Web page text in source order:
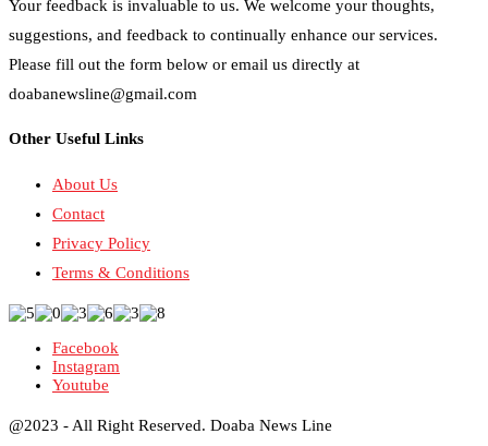
Your feedback is invaluable to us. We welcome your thoughts,
suggestions, and feedback to continually enhance our services.
Please fill out the form below or email us directly at
doabanewsline@gmail.com
Other Useful Links
About Us
Contact
Privacy Policy
Terms & Conditions
Facebook
Instagram
Youtube
@2023 - All Right Reserved. Doaba News Line